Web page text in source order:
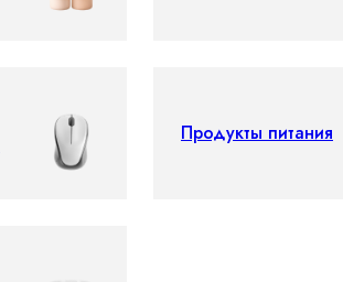
Продукты питания